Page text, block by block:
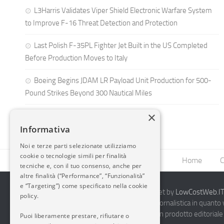
L3Harris Validates Viper Shield Electronic Warfare System
to Improve F-16 Threat Detection and Protection
Last Polish F-35PL Fighter Jet Built in the US Completed
Before Production Moves to Italy
Boeing Begins JDAM LR Payload Unit Production for 500-
Pound Strikes Beyond 300 Nautical Miles
Home
2014-2026 AvioBlog - Creazione Siti Internet by
Questo blog non rappresenta una testata giornalistica in
periodicità. Non può pertanto considerarsi un prodotto
×
Informativa
Noi e terze parti selezionate utilizziamo
cookie o tecnologie simili per finalità
tecniche e, con il tuo consenso, anche per
altre finalità (“Performance”, “Funzionalità”
e “Targeting”) come specificato nella cookie
policy.
Puoi liberamente prestare, rifiutare o